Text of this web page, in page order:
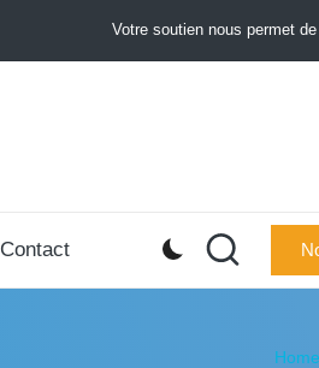
Votre soutien nous permet
Contact
Home